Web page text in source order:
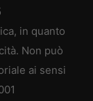
in quanto
Non può
ai sensi